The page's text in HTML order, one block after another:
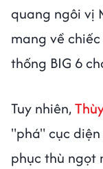
quang ngôi vị
mang về
thống BIG 6
Tuy nhiên,
"phá" cục
phục thù ngọt